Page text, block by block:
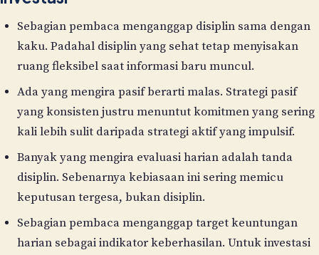
Sebagian pembaca menganggap disiplin sama dengan
kaku. Padahal disiplin yang sehat tetap menyisakan
ruang fleksibel saat informasi baru muncul.
Ada yang mengira pasif berarti malas. Strategi pasif
yang konsisten justru menuntut komitmen yang sering
kali lebih sulit daripada strategi aktif yang impulsif.
Banyak yang mengira evaluasi harian adalah tanda
disiplin. Sebenarnya kebiasaan ini sering memicu
keputusan tergesa, bukan disiplin.
Sebagian pembaca menganggap target keuntungan
harian sebagai indikator keberhasilan. Untuk investasi